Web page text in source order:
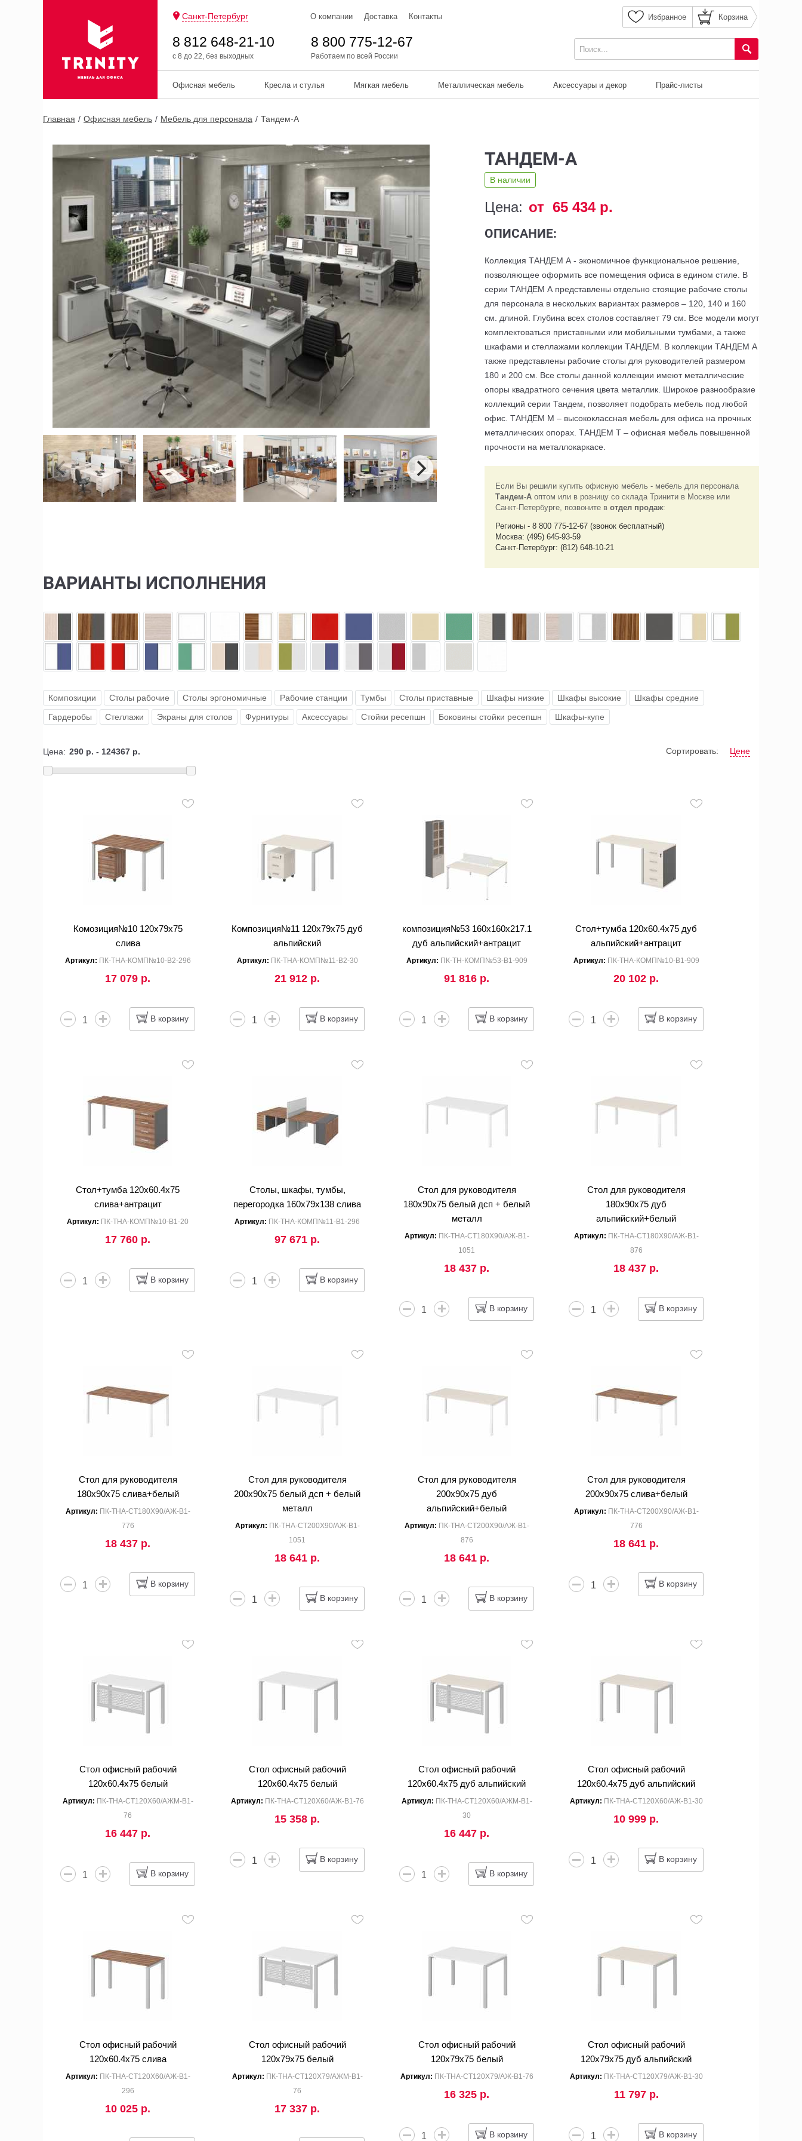
Санкт-Петербург О компании Доставка Контакты Избранное Корзина
8 812 648-21-10
с 8 до 22, без выходных
8 800 775-12-67
Работаем по всей России
Офисная мебель Кресла и стулья Мягкая мебель Металлическая мебель Аксессуары и декор Прайс-листы
Главная Офисная мебель Мебель для персонала Тандем-А
ТАНДЕМ-А
В наличии
Цена: от 65 434 р.
ОПИСАНИЕ:
Коллекция ТАНДЕМ А - экономичное функциональное решение,
позволяющее оформить все помещения офиса в едином стиле. В
серии ТАНДЕМ А представлены отдельно стоящие рабочие столы
для персонала в нескольких вариантах размеров – 120, 140 и 160
см. длиной. Глубина всех столов составляет 79 см. Все модели могут
комплектоваться приставными или мобильными тумбами, а также
шкафами и стеллажами коллекции ТАНДЕМ. В коллекции ТАНДЕМ А
также представлены рабочие столы для руководителей размером
180 и 200 см. Все столы данной коллекции имеют металлические
опоры квадратного сечения цвета металлик. Широкое разнообразие
коллекций серии Тандем, позволяет подобрать мебель под любой
офис. ТАНДЕМ М – высококлассная мебель для офиса на прочных
металлических опорах. ТАНДЕМ Т – офисная мебель повышенной
прочности на металлокаркасе.
Если Вы решили купить офисную мебель - мебель для персонала
Тандем-А оптом или в розницу со склада Тринити в Москве или
Санкт-Петербурге, позвоните в отдел продаж:
Регионы - 8 800 775-12-67 (звонок бесплатный)
Москва: (495) 645-93-59
Санкт-Петербург: (812) 648-10-21
ВАРИАНТЫ ИСПОЛНЕНИЯ
Композиции Столы рабочие Столы эргономичные Рабочие станции Тумбы Столы приставные Шкафы низкие Шкафы высокие
Шкафы средние
Гардеробы
Стеллажи Экраны для столов Фурнитуры Аксессуары Стойки ресепшн Боковины стойки ресепшн Шкафы-купе
Цена: Сортировать: Цене
Комозиция№10 120x79x75
слива
Артикул: ПК-ТНА-КОМП№10-В2-296
17 079 р.
В корзину
Композиция№11 120x79x75 дуб
альпийский
Артикул: ПК-ТНА-КОМП№11-В2-30
21 912 р.
В корзину
композиция№53 160x160x217.1
дуб альпийский+антрацит
Артикул: ПК-ТН-КОМП№53-В1-909
91 816 р.
В корзину
Стол+тумба 120x60.4x75 дуб
альпийский+антрацит
Артикул: ПК-ТНА-КОМП№10-В1-909
20 102 р.
В корзину
Стол+тумба 120x60.4x75
слива+антрацит
Артикул: ПК-ТНА-КОМП№10-В1-20
17 760 р.
В корзину
Столы, шкафы, тумбы,
перегородка 160x79x138 слива
Артикул: ПК-ТНА-КОМП№11-В1-296
97 671 р.
В корзину
Стол для руководителя
180x90x75 белый дсп + белый
металл
Артикул: ПК-ТНА-СТ180Х90/АЖ-В1-
1051
18 437 р.
В корзину
Стол для руководителя
180x90x75 дуб
альпийский+белый
Артикул: ПК-ТНА-СТ180Х90/АЖ-В1-
876
18 437 р.
В корзину
Стол для руководителя
180x90x75 слива+белый
Артикул: ПК-ТНА-СТ180Х90/АЖ-В1-
776
18 437 р.
В корзину
Стол для руководителя
200x90x75 белый дсп + белый
металл
Артикул: ПК-ТНА-СТ200Х90/АЖ-В1-
1051
18 641 р.
В корзину
Стол для руководителя
200x90x75 дуб
альпийский+белый
Артикул: ПК-ТНА-СТ200Х90/АЖ-В1-
876
18 641 р.
В корзину
Стол для руководителя
200x90x75 слива+белый
Артикул: ПК-ТНА-СТ200Х90/АЖ-В1-
776
18 641 р.
В корзину
Стол офисный рабочий
120x60.4x75 белый
Артикул: ПК-ТНА-СТ120Х60/АЖМ-В1-
76
16 447 р.
В корзину
Стол офисный рабочий
120x60.4x75 белый
Артикул: ПК-ТНА-СТ120Х60/АЖ-В1-76
15 358 р.
В корзину
Стол офисный рабочий
120x60.4x75 дуб альпийский
Артикул: ПК-ТНА-СТ120Х60/АЖМ-В1-
30
16 447 р.
В корзину
Стол офисный рабочий
120x60.4x75 дуб альпийский
Артикул: ПК-ТНА-СТ120Х60/АЖ-В1-30
10 999 р.
В корзину
Стол офисный рабочий
120x60.4x75 слива
Артикул: ПК-ТНА-СТ120Х60/АЖ-В1-
296
10 025 р.
Стол офисный рабочий
120x79x75 белый
Артикул: ПК-ТНА-СТ120Х79/АЖМ-В1-
76
17 337 р.
Стол офисный рабочий
120x79x75 белый
Артикул: ПК-ТНА-СТ120Х79/АЖ-В1-76
16 325 р.
В корзину
Стол офисный рабочий
120x79x75 дуб альпийский
Артикул: ПК-ТНА-СТ120Х79/АЖ-В1-30
11 797 р.
В корзину